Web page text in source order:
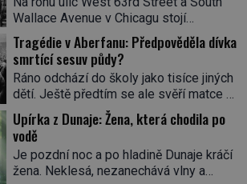
Wallace Avenue v Chicagu stojí
nenápadná pošta. Nemá žádný speciální
nápis ani pamětní desku. A přesto prý
místní zaměstnanci neradi chodí do
sklepa. Právě tady totiž sídlil sériový
vrah H. H. Holmes a také
nejpropracovanější past na lidi
v dějinách americké kriminalistiky.
Herman Webster Mudgett (1861–1896)
přijíždí […]
Tragédie v Aberfanu: Předpověděla dívka
smrtící sesuv půdy?
Ráno odchází do školy jako tisíce jiných
dětí. Ještě předtím se ale svěří matce s
podivným snem. Ve škole, kterou dobře
zná, tentokrát nevidí budovu ani
spolužáky. Místo nich se před ní tyčí
cosi temného. O několik hodin později je
mrtvá. Mohla devítiletá Zahlédla vlastní
Upírka z Dunaje: Žena, která chodila po
vodě
Je pozdní noc a po hladině Dunaje kráčí
žena. Neklesá, nezanechává vlny a